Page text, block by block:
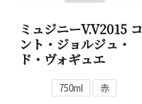
ミュジニーV.V2015 コ
ント・ジョルジュ・
ド・ヴォギュエ
750ml 赤